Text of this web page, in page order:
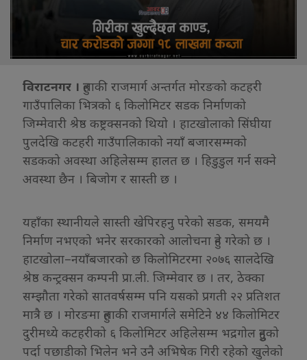
विराटनगर । हुलाकी राजमार्ग अन्तर्गत मोरङको कटहरी
गाउँपालिका भित्रको ६ किलोमिटर सडक निर्माणको
जिम्मेवारी श्रेष्ठ कष्ट्रक्सनको थियो । हाटखोलाको सिंघीया
पुलदेखि कटहरी गाउँपालिकाको नयाँ बजारसम्मको
सडकको अवस्था अहिलेसम्म हालत छ । हिडुडुल गर्न सक्ने
अवस्था छैन । बिजोग र सास्ती छ ।
यहाँका स्थानीयले सास्ती खेपिरहनु परेको सडक, समयमै
निर्माण नभएको भनेर सरकारको आलोचना हुने गरेको छ ।
हाटखोला–नयाँबजारको छ किलोमिटरमा २०७६ सालदेखि
श्रेष्ठ कन्ट्रक्सन कम्पनी प्रा.ली. जिम्मेवार छ । तर, ठेक्का
सम्झौता गरेको सातवर्षसम्म पनि यसको प्रगती २२ प्रतिशत
मात्रै छ । मोरङमा हुलाकी राजमार्गले समेटिने ४४ किलोमिटर
दुरीमध्ये कटहरीको ६ किलोमिटर अहिलेसम्म भद्रगोल हुनुको
पर्दा पछाडीको भिलेन भने उनै अभिषेक गिरी रहेको खुलेको